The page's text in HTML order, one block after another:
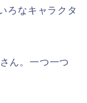
ろなキャラクタ
ん。一つ一つ